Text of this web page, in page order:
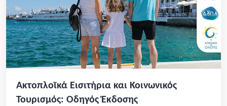
Ακτοπλοϊκά Εισιτήρια και Κοινωνικός
Τουρισμός: Οδηγός Έκδοσης